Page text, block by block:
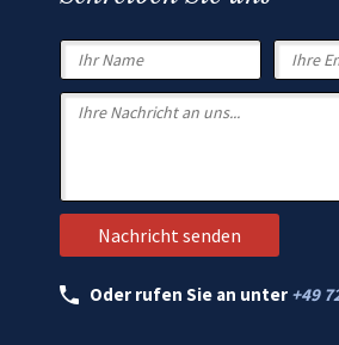
Oder rufen Sie an unter +49